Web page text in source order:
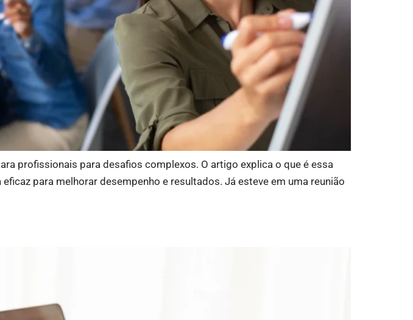
profissionais para desafios complexos. O artigo explica o que é essa
para melhorar desempenho e resultados. Já esteve em uma reunião